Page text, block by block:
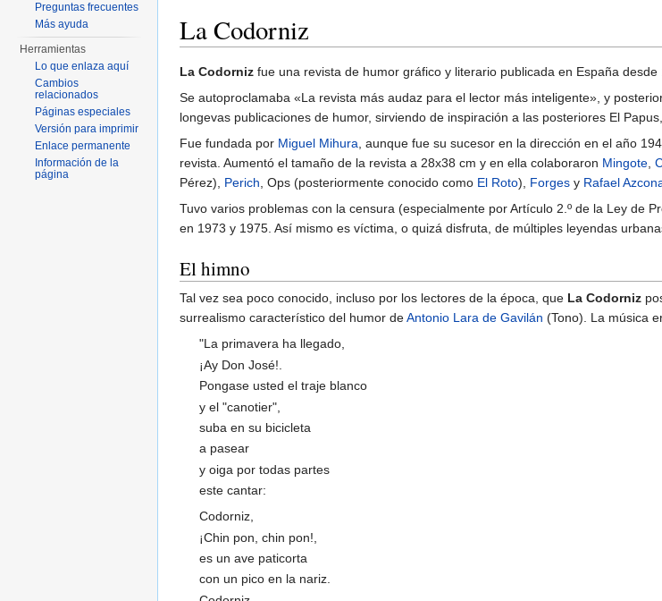
La Codorniz
La Codorniz fue una revista de humor gráfico y literario publicada en España desde
Se autoproclamaba «La revista más audaz para el lector más inteligente», y
longevas publicaciones de humor, sirviendo de inspiración a las posteriores El Papus,
Fue fundada por Miguel Mihura, aunque fue su sucesor en la dirección en el año
revista. Aumentó el tamaño de la revista a 28x38 cm y en ella colaboraron Mingote,
Pérez), Perich, Ops (posteriormente conocido como El Roto), Forges y Rafael
Tuvo varios problemas con la censura (especialmente por Artículo 2.º de la Ley de
en 1973 y 1975. Así mismo es víctima, o quizá disfruta, de múltiples leyendas
El himno
Tal vez sea poco conocido, incluso por los lectores de la época, que La Codorniz
surrealismo característico del humor deAntonio Lara de Gavilán (Tono). La música
"La primavera ha llegado,
¡Ay Don José!.
Pongase usted el traje blanco
y el "canotier",
suba en su bicicleta
a pasear
y oiga por todas partes
este cantar:
Codorniz,
¡Chin pon, chin pon!,
es un ave paticorta
con un pico en la nariz.
Preguntas frecuentes
Más ayuda
Herramientas
Lo que enlaza aquí
Cambios
relacionados
Páginas especiales
Versión para imprimir
Enlace permanente
Información de la
página